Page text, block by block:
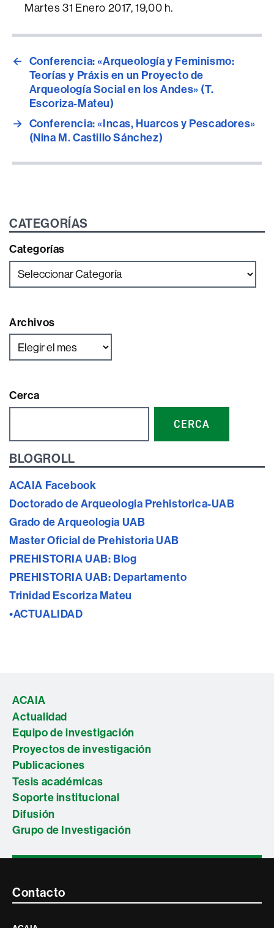
Martes 31 Enero 2017, 19,00 h.
← Conferencia: «Arqueología y Feminismo:
Teorías y Práxis en un Proyecto de
Arqueología Social en los Andes» (T.
Escoriza-Mateu)
→ Conferencia: «Incas, Huarcos y Pescadores»
(Nina M. Castillo Sánchez)
CATEGORÍAS
Categorías
Archivos
Cerca
CERCA
BLOGROLL
ACAIA Facebook
Doctorado de Arqueologia Prehistorica-UAB
Grado de Arqueologia UAB
Master Oficial de Prehistoria UAB
PREHISTORIA UAB: Blog
PREHISTORIA UAB: Departamento
Trinidad Escoriza Mateu
•ACTUALIDAD
ACAIA
Actualidad
Equipo de investigación
Proyectos de investigación
Publicaciones
Tesis académicas
Soporte institucional
Difusión
Grupo de Investigación
Contacte
Contacto